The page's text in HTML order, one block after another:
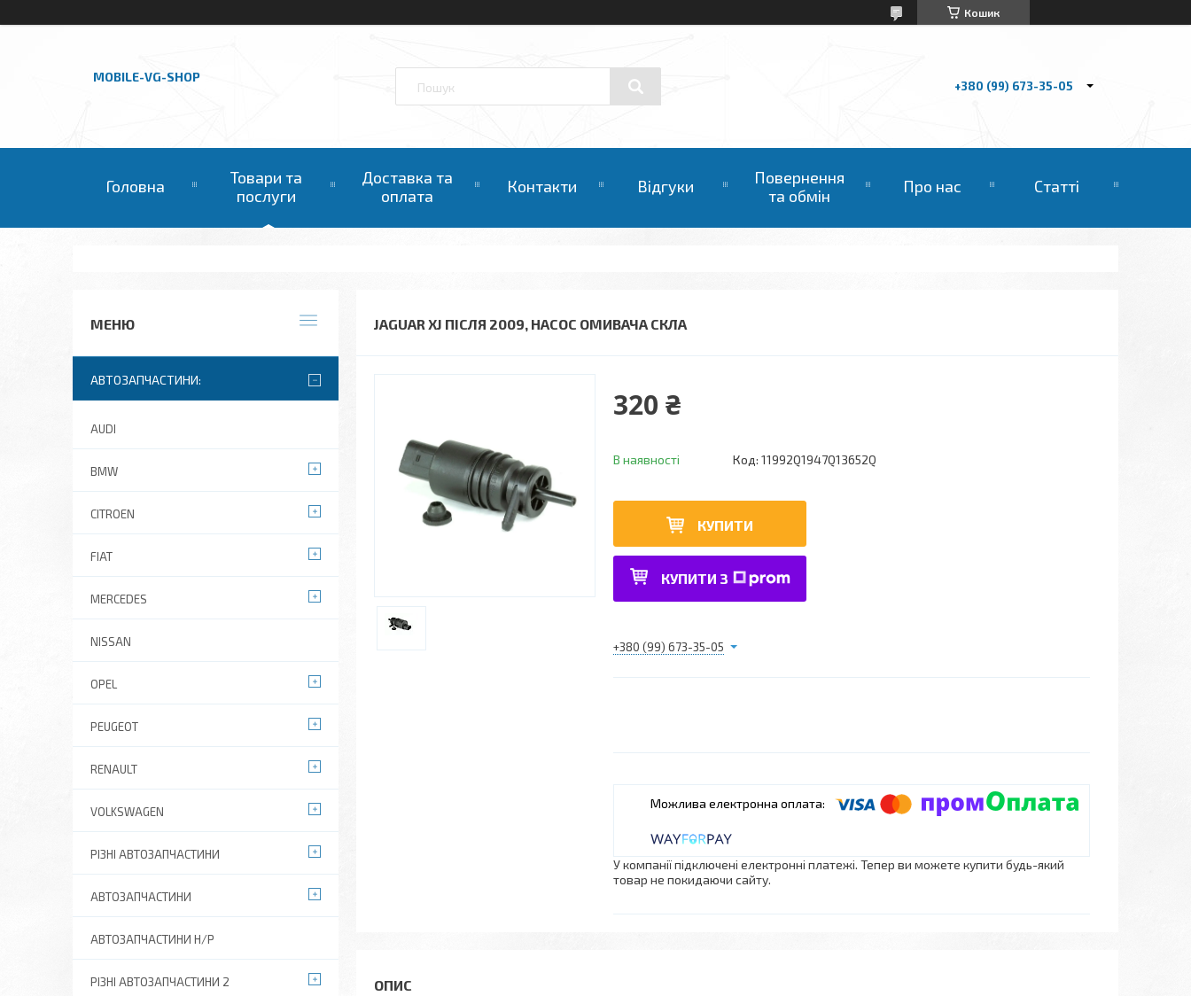
Кошик
MOBILE-VG-SHOP
+380 (99) 673-35-05
Головна
Товари та
послуги
Доставка та
оплата
Контакти Відгуки
Повернення
та обмін
Про нас Статті
JAGUAR XJ ПІСЛЯ 2009, НАСОС ОМИВАЧА СКЛА
320 ₴
В наявності Код: 11992Q1947Q13652Q
КУПИТИ
КУПИТИ З
+380 (99) 673-35-05
У компанії підключені електронні платежі. Тепер ви можете купити будь-який
товар не покидаючи сайту.
АВТОЗАПЧАСТИНИ:
AUDI
BMW
CITROEN
FIAT
MERCEDES
NISSAN
OPEL
PEUGEOT
RENAULT
VOLKSWAGEN
РІЗНІ АВТОЗАПЧАСТИНИ
АВТОЗАПЧАСТИНИ
АВТОЗАПЧАСТИНИ Н/Р
РІЗНІ АВТОЗАПЧАСТИНИ 2